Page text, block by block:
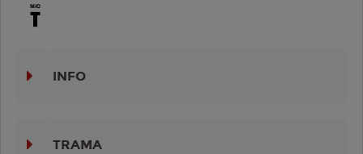
INFO
TRAMA